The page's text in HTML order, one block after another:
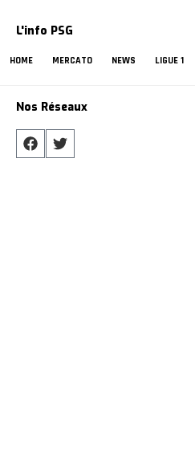
L'info PSG
HOME MERCATO NEWS LIGUE 1
Nos Réseaux